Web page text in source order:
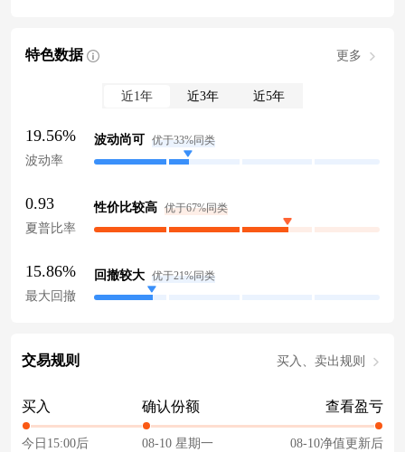
特色数据 更多
近1年 近3年 近5年
19.56%
波动率
波动尚可 优于33%同类
0.93
夏普比率
性价比较高 优于67%同类
15.86%
最大回撤
回撤较大 优于21%同类
交易规则 买入、卖出规则
买入
今日15:00后
确认份额
08-10 星期一
查看盈亏
08-10净值更新后